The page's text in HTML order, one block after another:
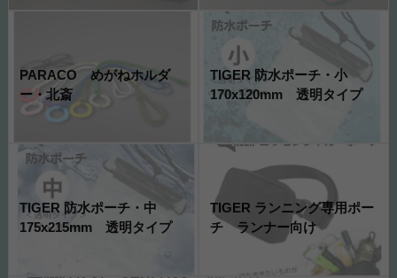
PARACO めがねホルダ
ー・北斎
TIGER 防水ポーチ・小
170x120mm 透明タイプ
TIGER 防水ポーチ・中
175x215mm 透明タイプ
TIGER ランニング専用ポー
チ ランナー向け